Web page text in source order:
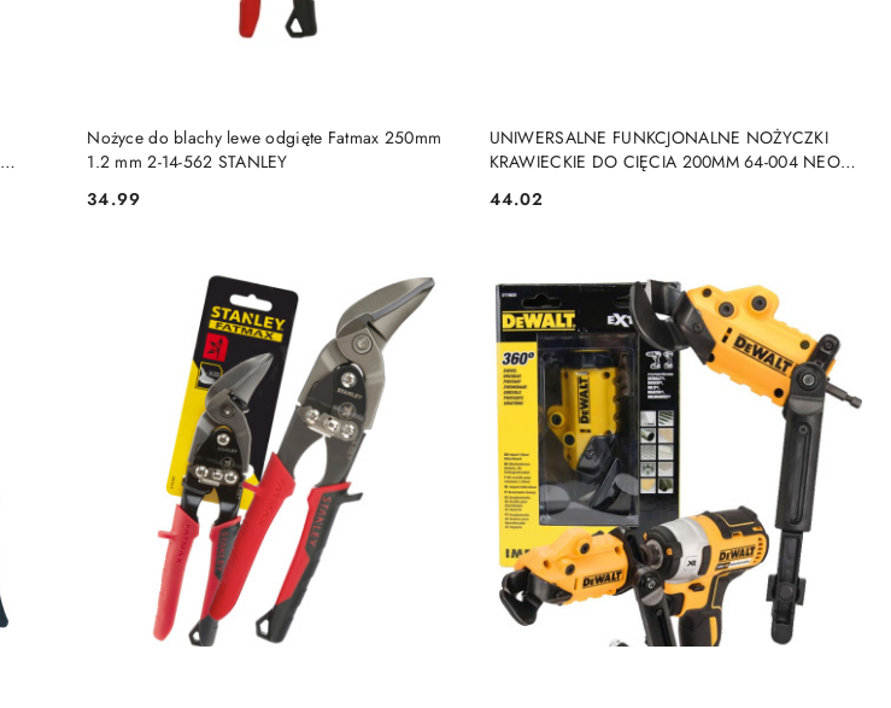
Nożyce do blachy lewe odgięte Fatmax 250mm
1.2 mm 2-14-562 STANLEY
Cena:
34.99
PRODUKT NIEDOSTĘPNY
UNIWERSALNE FUNKCJONALNE NOŻYCZKI
KRAWIECKIE DO CIĘCIA 200MM 64-004 NEO
Cena:
44.02
PRODUKT NIEDOSTĘPNY